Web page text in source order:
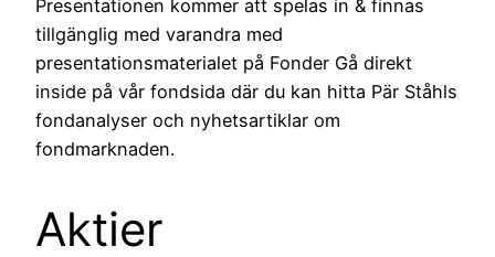
Presentationen kommer att spelas in & finnas
tillgänglig med varandra med
presentationsmaterialet på Fonder Gå direkt
inside på vår fondsida där du kan hitta Pär Ståhls
fondanalyser och nyhetsartiklar om
fondmarknaden.
Aktier